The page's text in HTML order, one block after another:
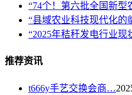
“74个！第六批全国新
“县域农业科技现代化
“2025年秸秆发电行业
推荐资讯
t666y手艺交换会商…